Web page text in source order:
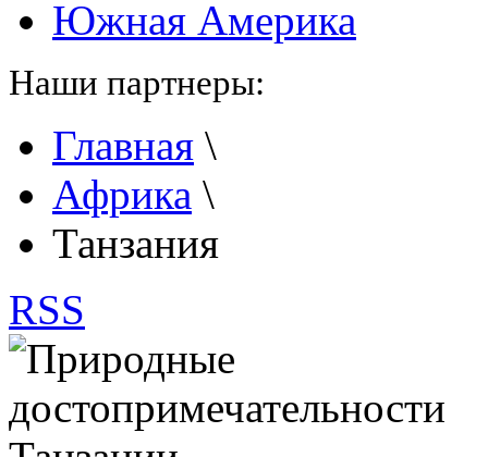
Южная Америка
Наши партнеры:
Главная \
Африка \
Танзания
RSS